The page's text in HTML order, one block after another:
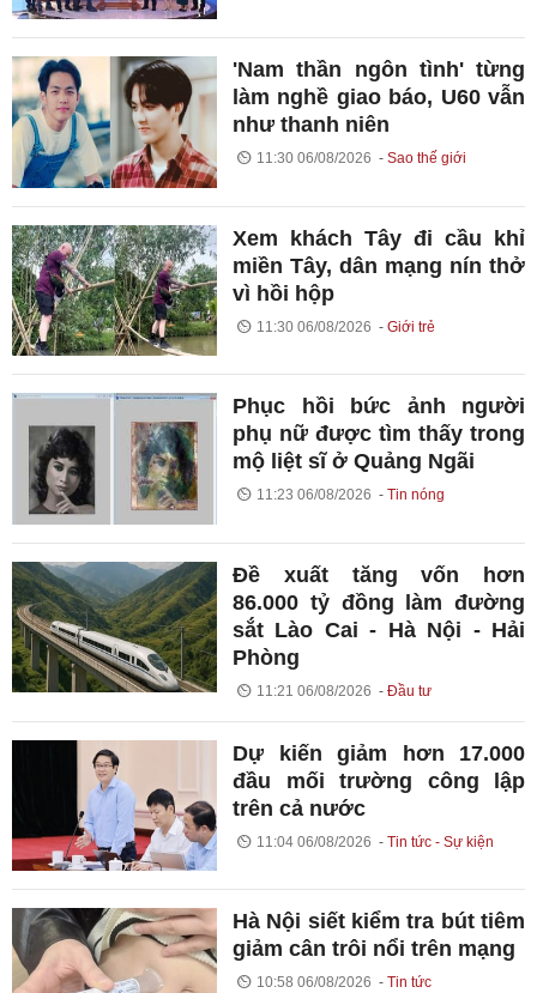
'Nam thần ngôn tình' từng
làm nghề giao báo, U60 vẫn
như thanh niên
11:30 06/08/2026 Sao thế giới
Xem khách Tây đi cầu khỉ
miền Tây, dân mạng nín thở
vì hồi hộp
11:30 06/08/2026 Giới trẻ
Phục hồi bức ảnh người
phụ nữ được tìm thấy trong
mộ liệt sĩ ở Quảng Ngãi
11:23 06/08/2026 Tin nóng
Đề xuất tăng vốn hơn
86.000 tỷ đồng làm đường
sắt Lào Cai - Hà Nội - Hải
Phòng
11:21 06/08/2026 Đầu tư
Dự kiến giảm hơn 17.000
đầu mối trường công lập
trên cả nước
11:04 06/08/2026 Tin tức - Sự kiện
Hà Nội siết kiểm tra bút tiêm
giảm cân trôi nổi trên mạng
10:58 06/08/2026 Tin tức